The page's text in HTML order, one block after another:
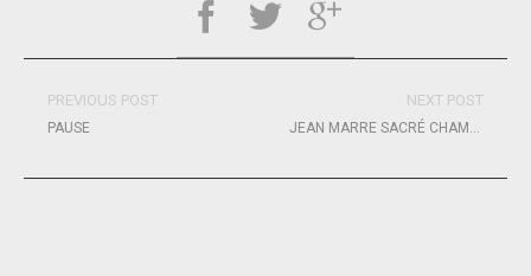
PREVIOUS POST
PAUSE
NEXT POST
JEAN MARRE SACRÉ CHAMPION DE FRANCE DE COURSE AU LARGE EN SOLITAIRE 2022 !